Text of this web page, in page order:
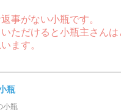
事がない小瓶です。
ただけると小瓶主さんは
ます。
瓶
小瓶